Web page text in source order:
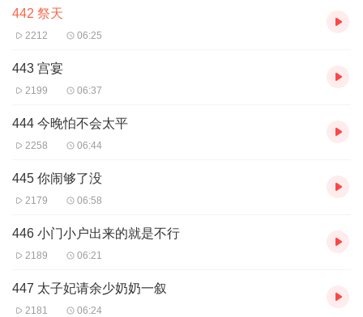
442 祭天
2212 06:25
443 宫宴
2199 06:37
444 今晚怕不会太平
2258 06:44
445 你闹够了没
2179 06:58
446 小门小户出来的就是不行
2189 06:21
447 太子妃请余少奶奶一叙
2181 06:24